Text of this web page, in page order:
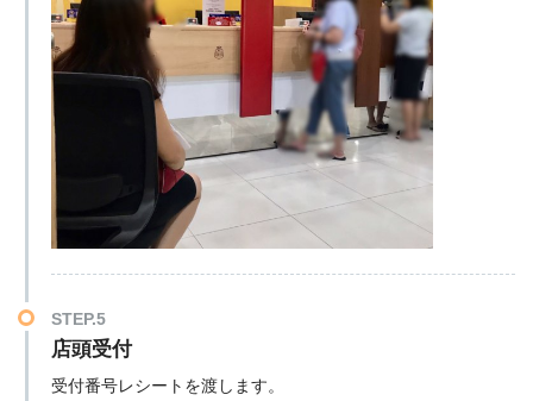
STEP.5
店頭受付
受付番号レシートを渡します。